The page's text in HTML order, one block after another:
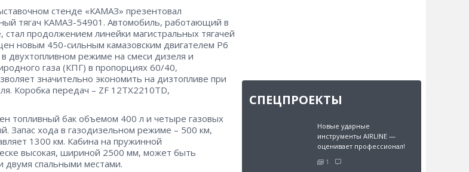
стенде «КАМАЗ» презентовал
тягач КАМАЗ-54901. Автомобиль, работающий в
продолжением линейки магистральных тягачей
новым 450-сильным камазовским двигателем Р6
двухтопливном режиме на смеси дизеля и
газа (КПГ) в пропорциях 60/40,
значительно экономить на дизтопливе при
Коробка передач – ZF 12TX2210TD,
топливный бак объемом 400 л и четыре газовых
Запас хода в газодизельном режиме – 500 км,
1300 км. Кабина на пружинной
высокая, шириной 2500 мм, может быть
двумя спальными местами.
СПЕЦПРОЕКТЫ
Новые ударные
инструменты AIRLINE —
оценивает профессионал!
1